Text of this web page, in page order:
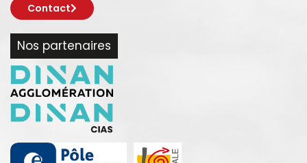
Contact
Nos partenaires